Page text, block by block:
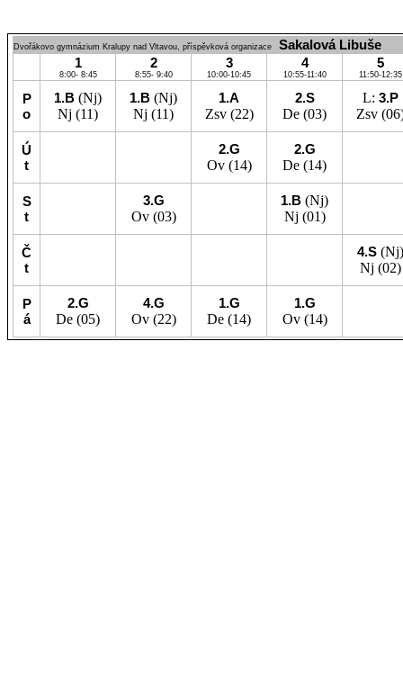
Dvořákovo gymnázium Kralupy nad Vltavou, příspěvková organizace
Sakalová Libuše
1
8:00- 8:45
2
8:55- 9:40
3
10:00-10:45
4
10:55-11:40
5
11:50-12:35
P
o
1.B (Nj)
Nj (11)
1.B (Nj)
Nj (11)
1.A
Zsv(22)
2.S
De (03)
L: 3.P
Zsv
Ú
t
2.G
Ov(14)
2.G
De (14)
S
t
3.G
Ov(03)
1.B (Nj)
Nj (01)
Č
t
4.S (Nj)
Nj (02)
P
á
2.G
De (05)
4.G
Ov(22)
1.G
De (14)
1.G
Ov(14)